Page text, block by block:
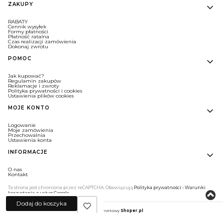
Linki w stopce
ZAKUPY
RABATY
Cennik wysyłek
Formy płatności
Płatność ratalna
Czas realizacji zamówienia
Dokonaj zwrotu
POMOC
Jak kupować?
Regulamin zakupów
Reklamacje i zwroty
Polityka prywatności i cookies
Ustawienia plików cookies
MOJE KONTO
Logowanie
Moje zamówienia
Przechowalnia
Ustawienia konta
INFORMACJE
O nas
Kontakt
Ta strona jest chroniona przez reCAPTCHA. Obowiązują Polityka prywatności i Warunki
korzystania z usług Google
Sklep internetowy Shoper.pl
Dodaj do koszyka